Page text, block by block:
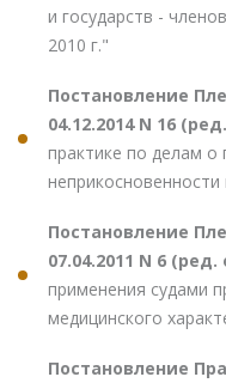
и государств -
2010 г."
Постановление
04.12.2014 N 16
практике по делам о
Постановление
07.04.2011 N 6 (ред.
применения судами
медицинского
Постановление